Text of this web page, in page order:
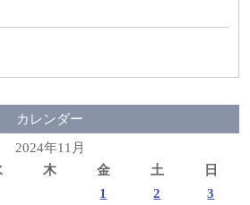
カレンダー
2024年11月
木 金 土 日
1 2
3